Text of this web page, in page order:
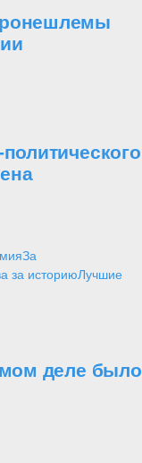
За
за историюЛучшие
деле было